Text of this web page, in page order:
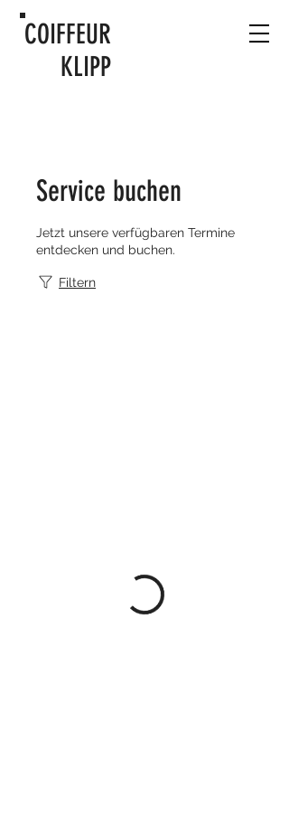
COIFFEUR
KLIPP
Service buchen
Jetzt unsere verfügbaren Termine
entdecken und buchen.
Filtern